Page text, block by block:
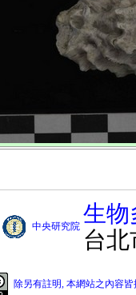
中央研究院 生物
台北
除另有註明, 本網站之內容